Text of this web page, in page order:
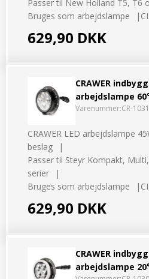
Kontakt-old
72177776
Passer til New Holland T5, T6
Bruges som arbejdslampe
629,90 DKK
CRAWER
arbejdslampe
Varenummer:CR-
CRAWER LED arbejdslampe
beslag
Passer til Steyr Kompakt,
serier
Bruges som arbejdslampe
629,90 DKK
CRAWER
arbejdslampe